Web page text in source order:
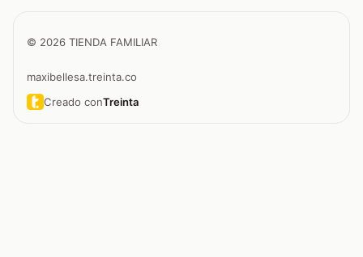
© 2026 TIENDA FAMILIAR
maxibellesa.treinta.co
Creado conTreinta